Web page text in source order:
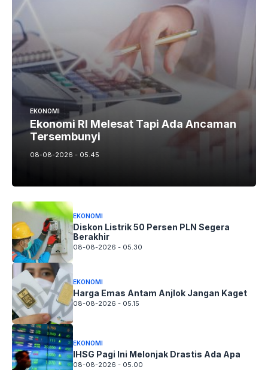
EKONOMI
Ekonomi RI Melesat Tapi Ada Ancaman
Tersembunyi
08-08-2026 - 05.45
EKONOMI
Diskon Listrik 50 Persen PLN Segera
Berakhir
08-08-2026 - 05.30
EKONOMI
Harga Emas Antam Anjlok Jangan Kaget
08-08-2026 - 05.15
EKONOMI
IHSG Pagi Ini Melonjak Drastis Ada Apa
08-08-2026 - 05.00